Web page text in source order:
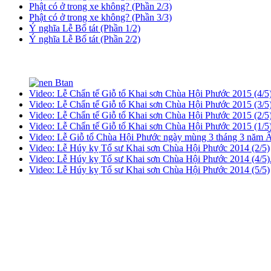
Phật có ở trong xe không? (Phần 2/3)
Phật có ở trong xe không? (Phần 3/3)
Ý nghĩa Lễ Bố tát (Phần 1/2)
Ý nghĩa Lễ Bố tát (Phần 2/2)
Video: Lễ Chẩn tế Giỗ tổ Khai sơn Chùa Hội Phước 2015 (4/
Video: Lễ Chẩn tế Giỗ tổ Khai sơn Chùa Hội Phước 2015 (3/
Video: Lễ Chẩn tế Giỗ tổ Khai sơn Chùa Hội Phước 2015 (2/
Video: Lễ Chẩn tế Giỗ tổ Khai sơn Chùa Hội Phước 2015 (1/
Video: Lễ Giỗ tổ Chùa Hội Phước ngày mùng 3 tháng 3 năm
Video: Lễ Húy kỵ Tổ sư Khai sơn Chùa Hội Phước 2014 (2/5)
Video: Lễ Húy kỵ Tổ sư Khai sơn Chùa Hội Phước 2014 (4/5).
Video: Lễ Húy kỵ Tổ sư Khai sơn Chùa Hội Phước 2014 (5/5)